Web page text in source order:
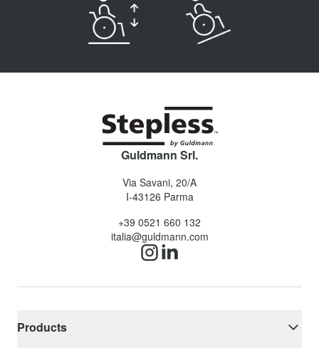
Guldmann Srl.
Via Savani, 20/A
I-43126 Parma
+39 0521 660 132
italia@guldmann.com
Products